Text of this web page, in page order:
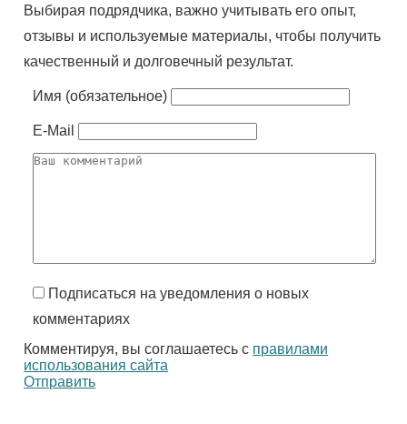
Выбирая подрядчика, важно учитывать его опыт,
отзывы и используемые материалы, чтобы получить
качественный и долговечный результат.
Имя (обязательное)
E-Mail
Подписаться на уведомления о новых
комментариях
Комментируя, вы соглашаетесь с правилами
использования сайта
Отправить